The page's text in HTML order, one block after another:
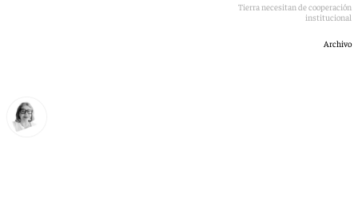
La restauración de los graves daños estructurales de Puerta Tierra necesitan de cooperación
institucional
Archivo